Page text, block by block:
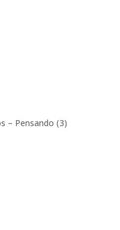
– Pensando (3)